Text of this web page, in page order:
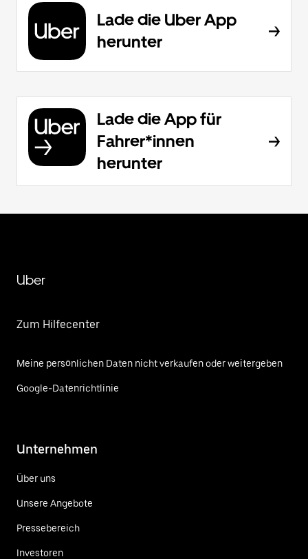
Lade die Uber App
herunter
Lade die App für
Fahrer*innen
herunter
Uber
Zum Hilfecenter
Meine persönlichen Daten nicht verkaufen oder weitergeben
Google-Datenrichtlinie
Unternehmen
Über uns
Unsere Angebote
Pressebereich
Investoren